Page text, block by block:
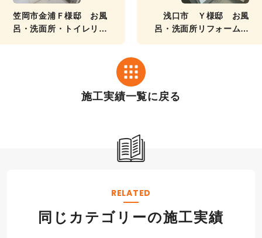
笠岡市金浦Ｆ様邸 お風
呂・洗面所・トイレリフ
施工実績一覧に戻る
浅口市 Ｙ様邸 お風
呂・洗面所リフォーム工
RELATED
同じカテゴリーの施工実績